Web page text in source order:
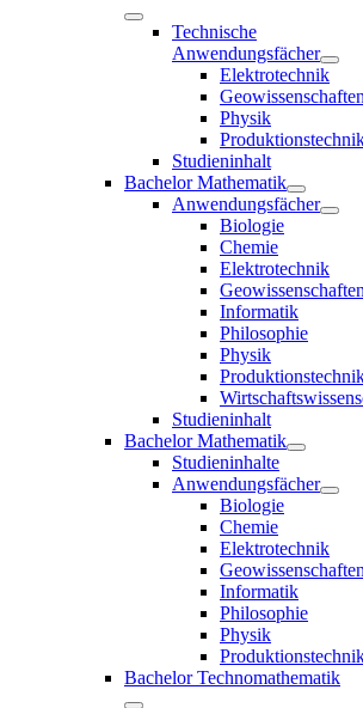
Technische
Anwendungsfächer
Elektrotechnik
Physik
Studieninhalt
Bachelor Mathematik
Anwendungsfächer
Biologie
Chemie
Elektrotechnik
Informatik
Philosophie
Physik
Studieninhalt
Bachelor Mathematik
Studieninhalte
Anwendungsfächer
Biologie
Chemie
Elektrotechnik
Informatik
Philosophie
Physik
Bachelor Technomathematik